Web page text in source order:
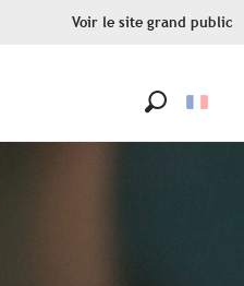
Voir le site grand public